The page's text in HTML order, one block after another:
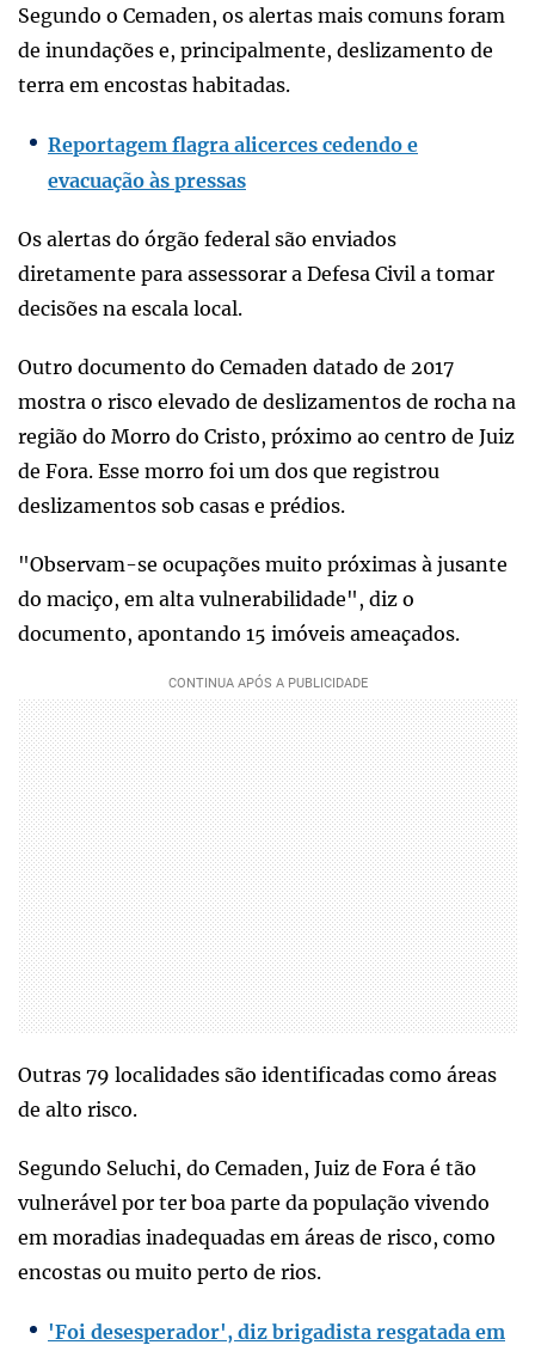
Segundo o Cemaden, os alertas mais comuns foram
de inundações e, principalmente, deslizamento de
terra em encostas habitadas.
Reportagem flagra alicerces cedendo e
evacuação às pressas
Os alertas do órgão federal são enviados
diretamente para assessorar a Defesa Civil a tomar
decisões na escala local.
Outro documento do Cemaden datado de 2017
mostra o risco elevado de deslizamentos de rocha na
região do Morro do Cristo, próximo ao centro de Juiz
de Fora. Esse morro foi um dos que registrou
deslizamentos sob casas e prédios.
"Observam-se ocupações muito próximas à jusante
do maciço, em alta vulnerabilidade", diz o
documento, apontando 15 imóveis ameaçados.
Outras 79 localidades são identificadas como áreas
de alto risco.
Segundo Seluchi, do Cemaden, Juiz de Fora é tão
vulnerável por ter boa parte da população vivendo
em moradias inadequadas em áreas de risco, como
encostas ou muito perto de rios.
'Foi desesperador', diz brigadista resgatada em